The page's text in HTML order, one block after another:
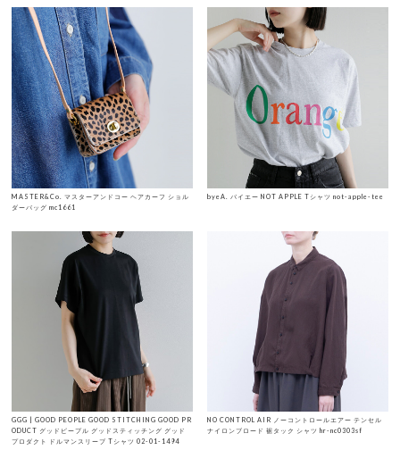
MASTER&Co. マスターアンドコー ヘアカーフ ショル
ダーバッグ mc1661
byeA. バイエー NOT APPLE Tシャツ not-apple-tee
GGG | GOOD PEOPLE GOOD STITCHING GOOD PR
ODUCT グッドピープル グッドスティッチング グッド
プロダクト ドルマンスリーブ Tシャツ 02-01-1494
NO CONTROL AIR ノーコントロールエアー テンセル
ナイロンブロード 裾タック シャツ hr-nc0303sf